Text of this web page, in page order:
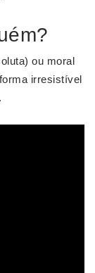
ou moral
irresistível